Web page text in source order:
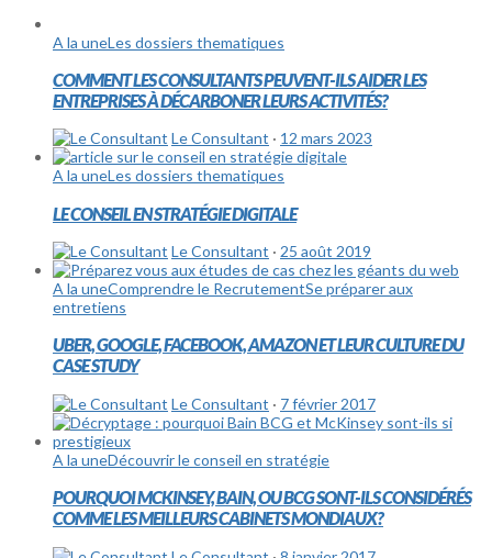
A la uneLes dossiers thematiques
COMMENT LES CONSULTANTS PEUVENT-ILS AIDER LES
ENTREPRISES À DÉCARBONER LEURS ACTIVITÉS?
Le Consultant · 12 mars 2023
A la uneLes dossiers thematiques
LE CONSEIL EN STRATÉGIE DIGITALE
Le Consultant · 25 août 2019
A la uneComprendre le RecrutementSe préparer aux
entretiens
UBER, GOOGLE, FACEBOOK, AMAZON ET LEUR CULTURE DU
CASE STUDY
Le Consultant · 7 février 2017
A la uneDécouvrir le conseil en stratégie
POURQUOI MCKINSEY, BAIN, OU BCG SONT-ILS CONSIDÉRÉS
COMME LES MEILLEURS CABINETS MONDIAUX?